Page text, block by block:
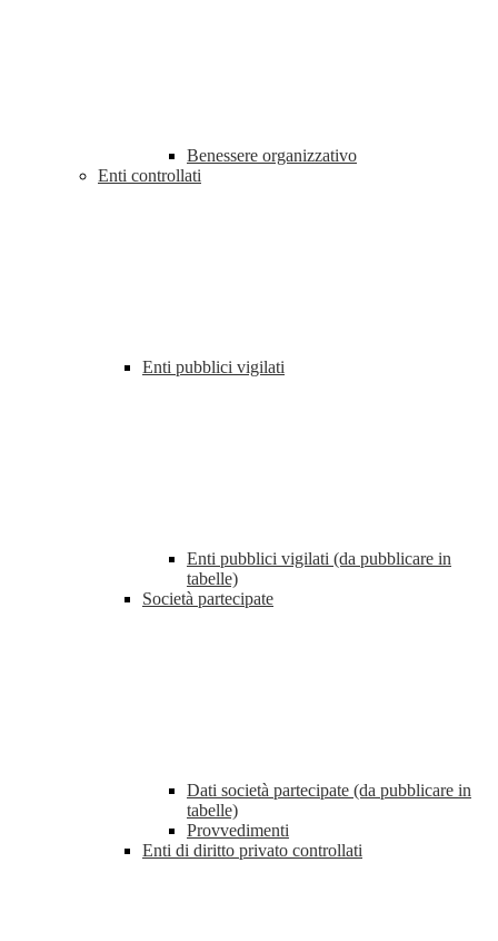
Benessere organizzativo
Enti controllati
Enti pubblici vigilati
Enti pubblici vigilati (da pubblicare in
tabelle)
Società partecipate
Dati società partecipate (da pubblicare in
tabelle)
Provvedimenti
Enti di diritto privato controllati